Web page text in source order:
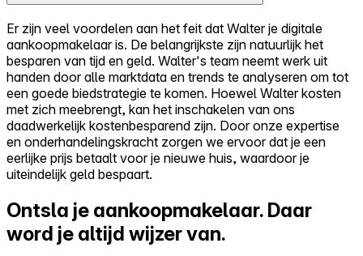
Er zijn veel voordelen aan het feit dat Walter je digitale
aankoopmakelaar is. De belangrijkste zijn natuurlijk het
besparen van tijd en geld. Walter's team neemt werk uit
handen door alle marktdata en trends te analyseren om tot
een goede biedstrategie te komen. Hoewel Walter kosten
met zich meebrengt, kan het inschakelen van ons
daadwerkelijk kostenbesparend zijn. Door onze expertise
en onderhandelingskracht zorgen we ervoor dat je een
eerlijke prijs betaalt voor je nieuwe huis, waardoor je
uiteindelijk geld bespaart.
Ontsla je aankoopmakelaar. Daar
word je altijd wijzer van.